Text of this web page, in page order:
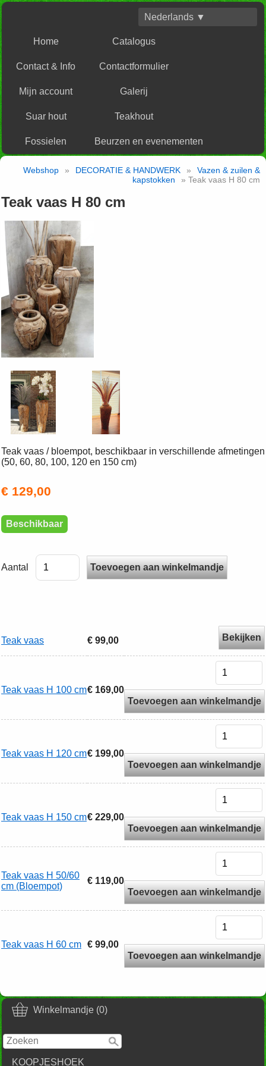
Nederlands ▼
Home Catalogus
Contact & Info Contactformulier
Mijn account Galerij
Suar hout Teakhout
Fossielen Beurzen en evenementen
Winkelmandje (0)
KOOPJESHOEK
Webshop » DECORATIE & HANDWERK »
Vazen & zuilen &
kapstokken
» Teak vaas H 80 cm
Teak vaas H 80 cm
Teak vaas / bloempot, beschikbaar in verschillende afmetingen
(50, 60, 80, 100, 120 en 150 cm)
€ 129,00
Beschikbaar
Aantal
Teak vaas € 99,00 Bekijken
Teak vaas H 100 cm€ 169,00
Toevoegen aan winkelmandje
Teak vaas H 120 cm€ 199,00
Toevoegen aan winkelmandje
Teak vaas H 150 cm€ 229,00
Toevoegen aan winkelmandje
Teak vaas H 50/60
cm (Bloempot)
€ 119,00
Toevoegen aan winkelmandje
Teak vaas H 60 cm € 99,00
Toevoegen aan winkelmandje